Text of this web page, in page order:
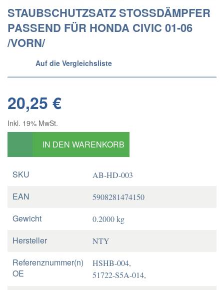
STAUBSCHUTZSATZ STOSSDÄMPFER P
ASSEND FÜR HONDA CIVIC 01-06 /
VORN/
Auf die Vergleichsliste
20,25 €
Inkl. 19% MwSt.
IN DEN WARENKORB
SKU AB-HD-003
EAN 5908281474150
Gewicht 0.2000 kg
Hersteller NTY
Referenznummer(n)
OE
HSHB-004,
51722-S5A-014,